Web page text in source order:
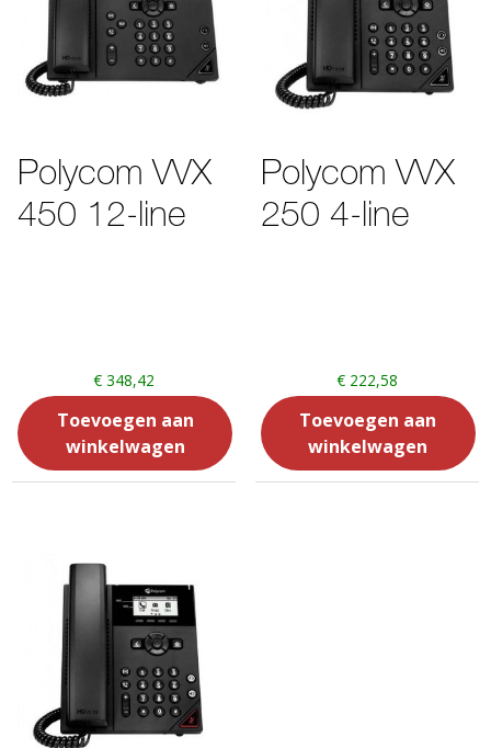
Polycom VVX
450 12-line
€ 348,42
Toevoegen aan
winkelwagen
Polycom VVX
250 4-line
€222,58
Toevoegen aan
winkelwagen